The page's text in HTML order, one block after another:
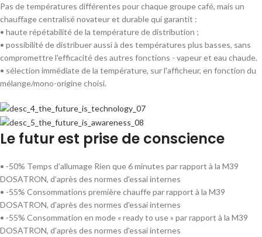
Pas de températures différentes pour chaque groupe café, mais un
chauffage centralisé novateur et durable qui garantit :
• haute répétabilité de la température de distribution ;
• possibilité de distribuer aussi à des températures plus basses, sans
compromettre l'efficacité des autres fonctions - vapeur et eau chaude.
• sélection immédiate de la température, sur l'afficheur, en fonction du
mélange/mono-origine choisi.
Le futur est prise de conscience
• -50% Temps d'allumage Rien que 6 minutes par rapport à la M39
DOSATRON, d'après des normes d'essai internes
• -55% Consommations première chauffe par rapport à la M39
DOSATRON, d'après des normes d'essai internes
• -55% Consommation en mode « ready to use » par rapport à la M39
DOSATRON, d'après des normes d'essai internes